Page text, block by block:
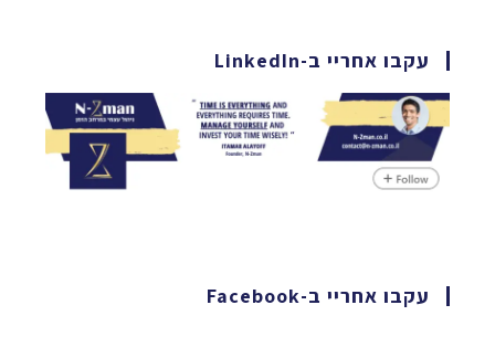
עקבו אחריי ב-LinkedIn
עקבו אחריי ב-Facebook